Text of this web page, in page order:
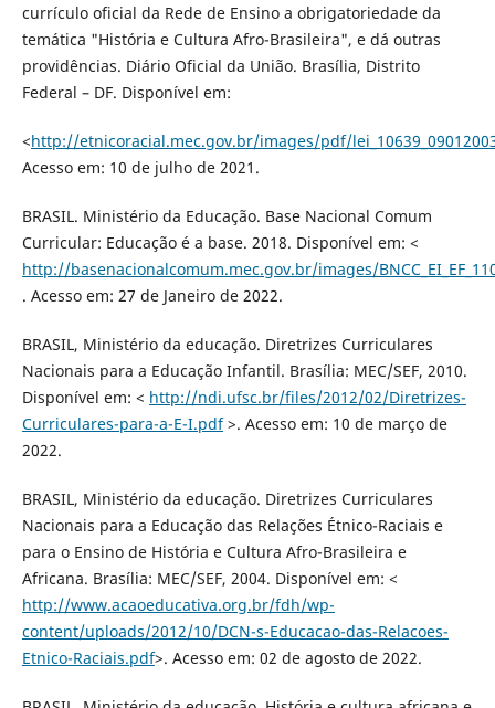
currículo oficial da Rede de Ensino a obrigatoriedade da
temática "História e Cultura Afro-Brasileira", e dá outras
providências. Diário Oficial da União. Brasília, Distrito
Federal – DF. Disponível em:
<http://etnicoracial.mec.gov.br/images/pdf/
Acesso em: 10 de julho de 2021.
BRASIL. Ministério da Educação. Base Nacional Comum
Curricular: Educação é a base. 2018. Disponível em: <
http://basenacionalcomum.mec.gov.br/images/
. Acesso em: 27 de Janeiro de 2022.
BRASIL, Ministério da educação. Diretrizes Curriculares
Nacionais para a Educação Infantil. Brasília: MEC/SEF, 2010.
Disponível em: < http://ndi.ufsc.br/files/2012/02/Diretrizes-
Curriculares-para-a-E-I.pdf>. Acesso em: 10 de março de
2022.
BRASIL, Ministério da educação. Diretrizes Curriculares
Nacionais para a Educação das Relações Étnico-Raciais e
para o Ensino de História e Cultura Afro-Brasileira e
Africana. Brasília: MEC/SEF, 2004. Disponível em: <
http://www.acaoeducativa.org.br/fdh/wp-
content/uploads/2012/10/DCN-s-Educacao-das-Relacoes-
Etnico-Raciais.pdf>. Acesso em: 02 de agosto de 2022.